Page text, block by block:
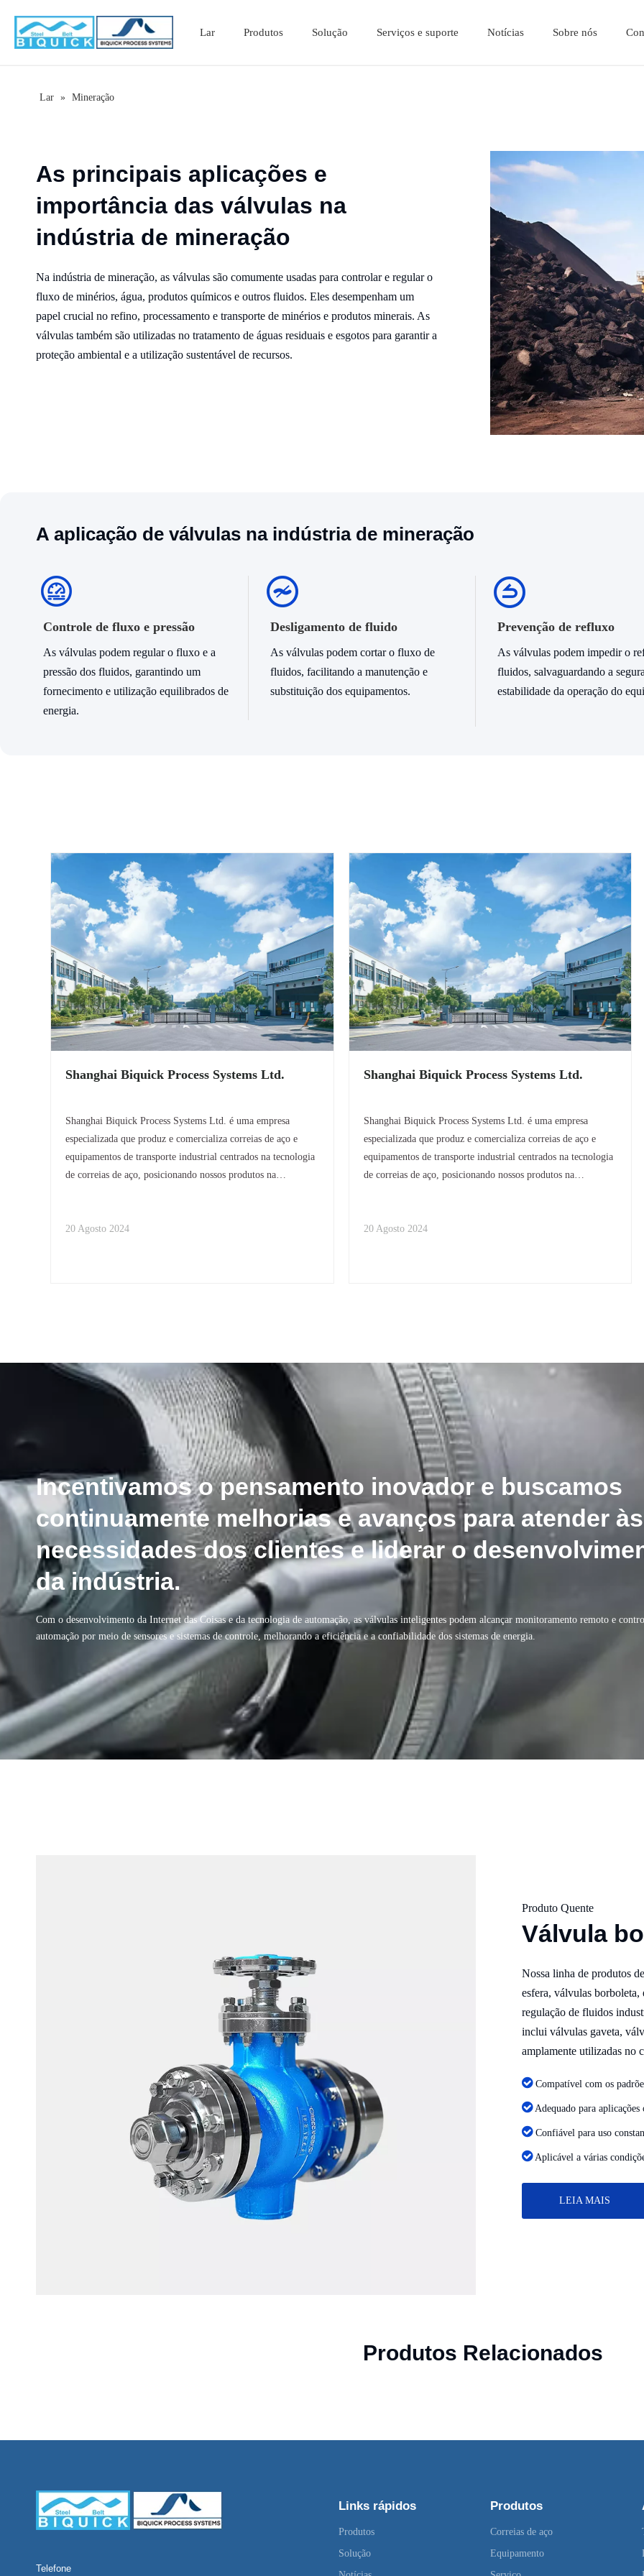
Lar Produtos Solução Serviços e suporte Notícias Sobre nós
Lar » Mineração
As principais aplicações e
importância das válvulas na
indústria de mineração
Na indústria de mineração, as válvulas são comumente usadas para controlar e regular o
fluxo de minérios, água, produtos químicos e outros fluidos. Eles desempenham um
papel crucial no refino, processamento e transporte de minérios e produtos minerais. As
válvulas também são utilizadas no tratamento de águas residuais e esgotos para garantir a
proteção ambiental e a utilização sustentável de recursos.
A aplicação de válvulas na indústria de mineração
Controle de fluxo e pressão
As válvulas podem regular o fluxo e a
pressão dos fluidos, garantindo um
fornecimento e utilização equilibrados de
energia.
Desligamento de fluido
As válvulas podem cortar o fluxo de
fluidos, facilitando a manutenção e
substituição dos equipamentos.
Prevenção de refluxo
As válvulas podem impedir o
fluidos, salvaguardando a
estabilidade da operação do
Shanghai Biquick Process Systems Ltd.
Shanghai Biquick Process Systems Ltd. é uma empresa
especializada que produz e comercializa correias de aço e
equipamentos de transporte industrial centrados na tecnologia
de correias de aço, posicionando nossos produtos na
20 Agosto 2024
Shanghai Biquick Process Systems Ltd.
Shanghai Biquick Process Systems Ltd. é uma empresa
especializada que produz e comercializa correias de aço e
equipamentos de transporte industrial centrados na tecnologia
de correias de aço, posicionando nossos produtos na
20 Agosto 2024
Incentivamos o pensamento inovador e buscamos
continuamente melhorias e avanços para atender às
necessidades dos clientes e liderar o
da indústria.
Com o desenvolvimento da Internet das Coisas e da tecnologia de automação, as válvulas inteligentes podem alcançar monitoramento remoto e
automação por meio de sensores e sistemas de controle, melhorando a eficiência e a confiabilidade dos sistemas de energia.
Produto Quente
Válvula
Nossa linha de produtos
esfera, válvulas
regulação de fluidos
inclui válvulas gaveta,
amplamente utilizadas no
Compatível com os
Adequado para
Confiável para uso
Aplicável a várias
LEIA MAIS
Produtos Relacionados
Telefone
Links rápidos
Produtos
Solução
Produtos
Correias de aço
Equipamento